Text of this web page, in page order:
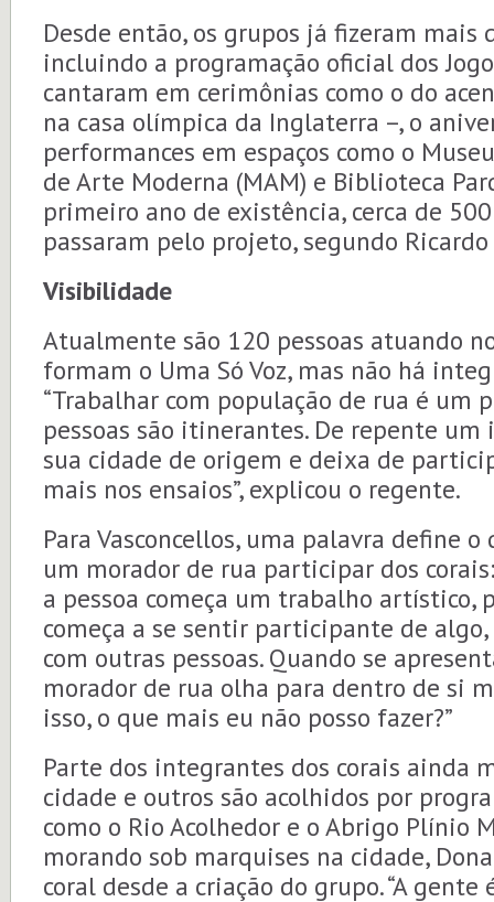
Desde então, os grupos já fizeram mais
incluindo a programação oficial dos
cantaram em cerimônias como o do
na casa olímpica da Inglaterra –, o
performances em espaços como o
de Arte Moderna (MAM) e Biblioteca
primeiro ano de existência, cerca de
passaram pelo projeto, segundo Ricardo
Visibilidade
Atualmente são 120 pessoas atuando
formam o Uma Só Voz, mas não há
“Trabalhar com população de rua é um
pessoas são itinerantes. De repente
sua cidade de origem e deixa de
mais nos ensaios”, explicou o regente.
Para Vasconcellos, uma palavra define
um morador de rua participar dos
a pessoa começa um trabalho artístico,
começa a se sentir participante de
com outras pessoas. Quando se
morador de rua olha para dentro de si
isso, o que mais eu não posso fazer?”
Parte dos integrantes dos corais ainda
cidade e outros são acolhidos por
como o Rio Acolhedor e o Abrigo Plínio
morando sob marquises na cidade,
coral desde a criação do grupo. “A